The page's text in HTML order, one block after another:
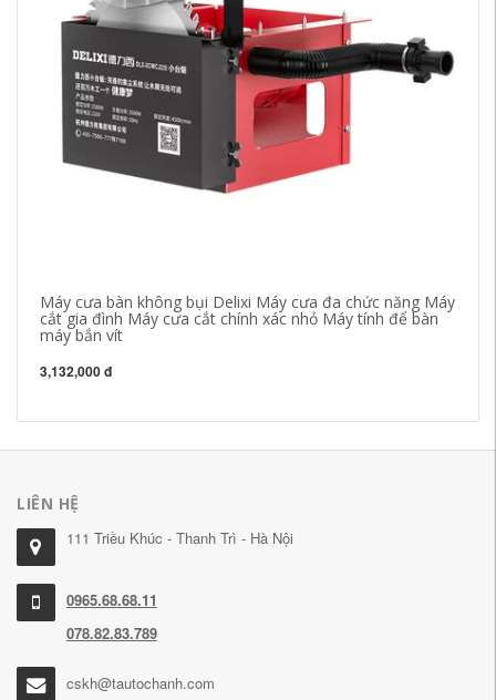
Máy cưa bàn không bụi Delixi Máy cưa đa chức năng Máy
cắt gia đình Máy cưa cắt chính xác nhỏ Máy tính để bàn
máy bắn vít
3,132,000 đ
LIÊN HỆ
111 Triều Khúc - Thanh Trì - Hà Nội
0965.68.68.11
078.82.83.789
cskh@tautochanh.com